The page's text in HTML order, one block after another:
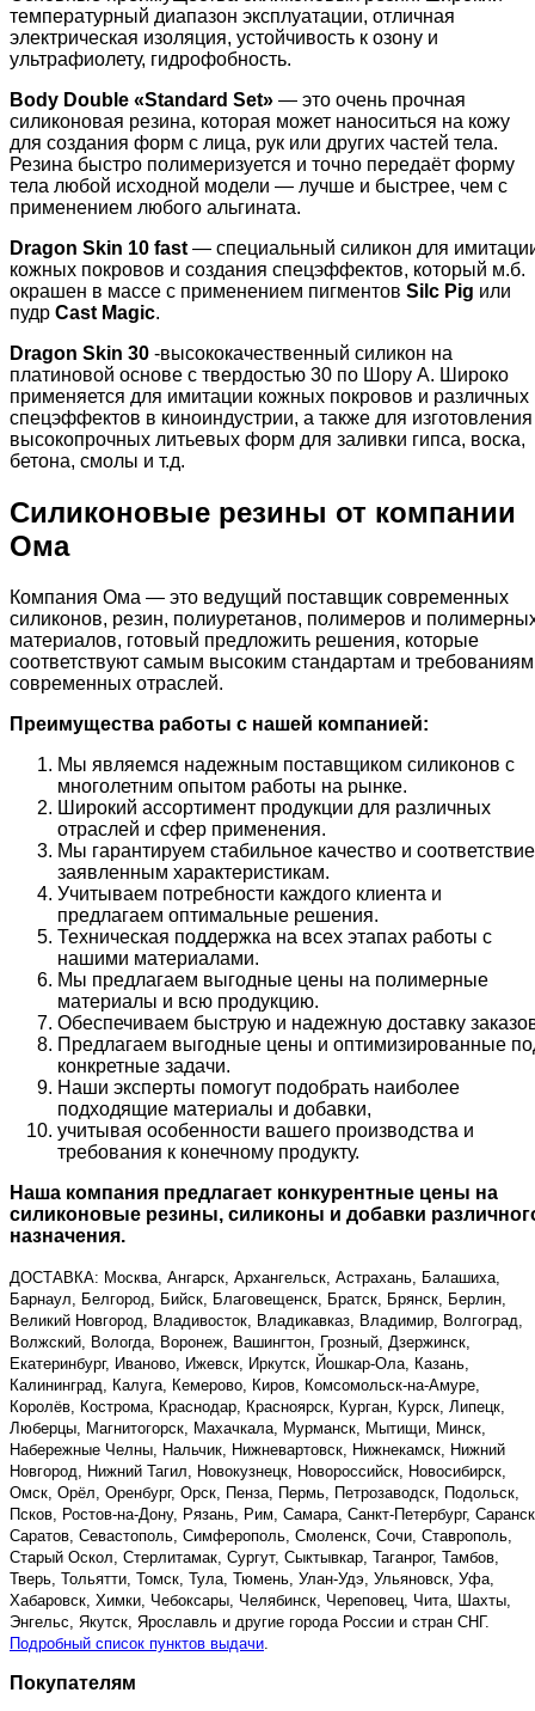
температурный диапазон эксплуатации, отличная
электрическая изоляция, устойчивость к озону и
ультрафиолету, гидрофобность.
Body Double «Standard Set» — это очень прочная
силиконовая резина, которая может наноситься на кожу
для создания форм с лица, рук или других частей тела.
Резина быстро полимеризуется и точно передаёт форму
тела любой исходной модели — лучше и быстрее, чем с
применением любого альгината.
Dragon Skin 10 fast — специальный силикон для
кожных покровов и создания спецэффектов, который м.б.
окрашен в массе с применением пигментов Silc Pig или
пудр Cast Magic.
Dragon Skin 30 -высококачественный силикон на
платиновой основе с твердостью 30 по Шору А. Широко
применяется для имитации кожных покровов и различных
спецэффектов в киноиндустрии, а также для изготовления
высокопрочных литьевых форм для заливки гипса, воска,
бетона, смолы и т.д.
Силиконовые резины от компании
Ома
Компания Ома — это ведущий поставщик современных
силиконов, резин, полиуретанов, полимеров и
материалов, готовый предложить решения, которые
соответствуют самым высоким стандартам и требованиям
современных отраслей.
Преимущества работы с нашей компанией:
Мы являемся надежным поставщиком силиконов с
многолетним опытом работы на рынке.
Широкий ассортимент продукции для различных
отраслей и сфер применения.
Мы гарантируем стабильное качество и соответствие
заявленным характеристикам.
Учитываем потребности каждого клиента и
предлагаем оптимальные решения.
Техническая поддержка на всех этапах работы с
нашими материалами.
Мы предлагаем выгодные цены на полимерные
материалы и всю продукцию.
Обеспечиваем быструю и надежную доставку
Предлагаем выгодные цены и оптимизированные
конкретные задачи.
Наши эксперты помогут подобрать наиболее
подходящие материалы и добавки,
учитывая особенности вашего производства и
требования к конечному продукту.
Наша компания предлагает конкурентные цены на
силиконовые резины, силиконы и добавки
назначения.
ДОСТАВКА: Москва, Ангарск, Архангельск, Астрахань, Балашиха,
Барнаул, Белгород, Бийск, Благовещенск, Братск, Брянск, Берлин,
Великий Новгород, Владивосток, Владикавказ, Владимир, Волгоград,
Волжский, Вологда, Воронеж, Вашингтон, Грозный, Дзержинск,
Екатеринбург, Иваново, Ижевск, Иркутск, Йошкар-Ола, Казань,
Калининград, Калуга, Кемерово, Киров, Комсомольск-на-Амуре,
Королёв, Кострома, Краснодар, Красноярск, Курган, Курск, Липецк,
Люберцы, Магнитогорск, Махачкала, Мурманск, Мытищи, Минск,
Набережные Челны, Нальчик, Нижневартовск, Нижнекамск, Нижний
Новгород, Нижний Тагил, Новокузнецк, Новороссийск, Новосибирск,
Омск, Орёл, Оренбург, Орск, Пенза, Пермь, Петрозаводск, Подольск,
Псков, Ростов-на-Дону, Рязань, Рим, Самара, Санкт-Петербург,
Саратов, Севастополь, Симферополь, Смоленск, Сочи, Ставрополь,
Старый Оскол, Стерлитамак, Сургут, Сыктывкар, Таганрог, Тамбов,
Тверь, Тольятти, Томск, Тула, Тюмень, Улан-Удэ, Ульяновск, Уфа,
Хабаровск, Химки, Чебоксары, Челябинск, Череповец, Чита, Шахты,
Энгельс, Якутск, Ярославль и другие города России и стран СНГ.
Подробный список пунктов выдачи
Покупателям